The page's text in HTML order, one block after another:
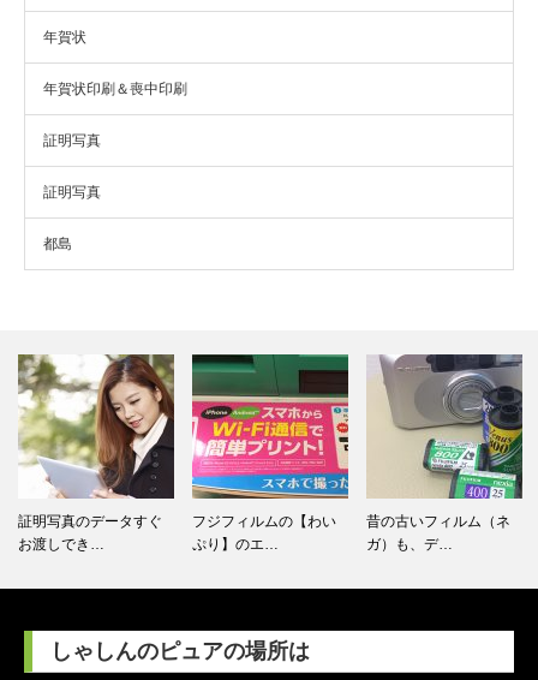
年賀状
年賀状印刷＆喪中印刷
証明写真
証明写真
都島
のデータすぐ
でき…
フジフィルムの【わい
ぷり】のエ…
昔の古いフィルム（ネ
ガ）も、デ…
SDカー
しゃしんのピュアの場所は